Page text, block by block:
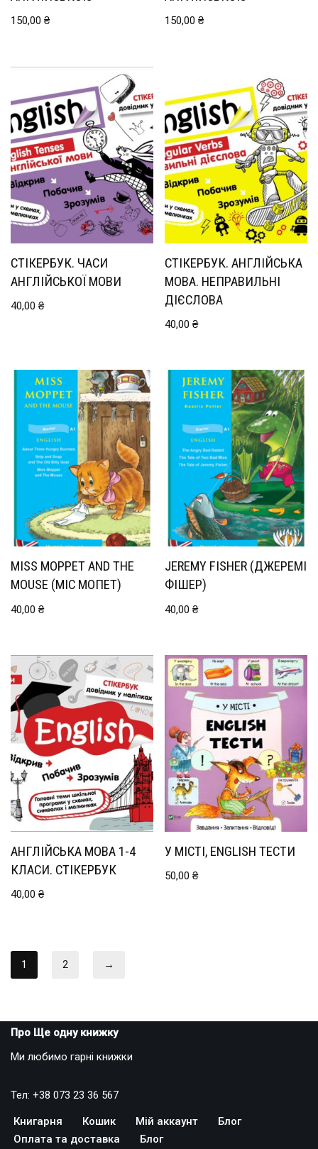
150,00 ₴ 150,00₴
СТІКЕРБУК. ЧАСИ
АНГЛІЙСЬКОЇ МОВИ
40,00 ₴
СТІКЕРБУК. АНГЛІЙСЬКА
МОВА. НЕПРАВИЛЬНІ
ДІЄСЛОВА
40,00₴
MISS MOPPET AND THE
МOUSE (МІС МОПЕТ)
40,00 ₴
JEREMY FISHER (ДЖЕРЕМІ
ФІШЕР)
40,00₴
АНГЛІЙСЬКА МОВА 1-4
КЛАСИ. СТІКЕРБУК
40,00 ₴
У МІСТІ, ENGLISH ТЕСТИ
50,00₴
1 2 →
Про Ще одну книжку
Ми любимо гарні книжки
Тел: +38 073 23 36 567
Книгарня Кошик Мій аккаунт
Блог
Оплата та доставка
Блог